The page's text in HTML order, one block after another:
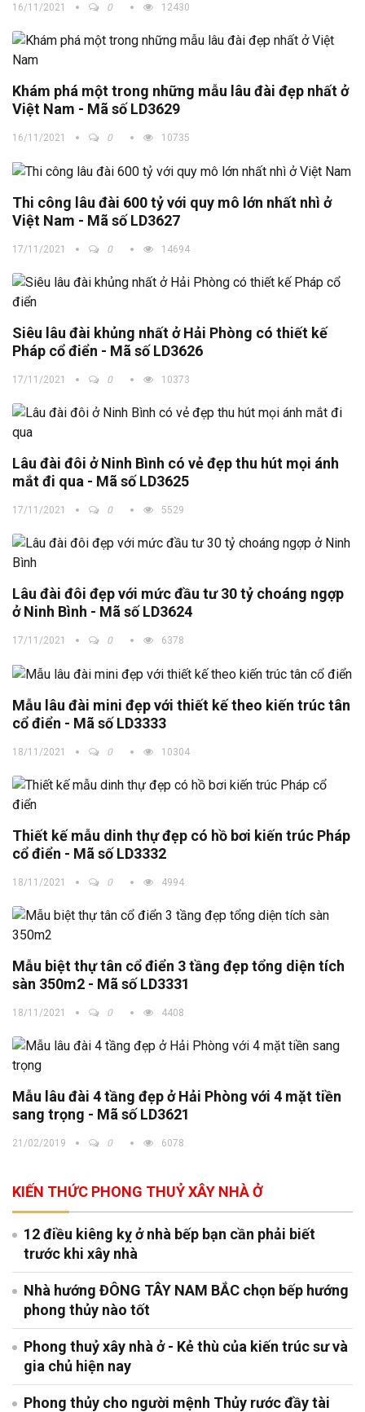
16/11/2021 0 12430
Khám phá một trong những mẫu lâu đài đẹp nhất ở
Việt Nam - Mã số LD3629
16/11/2021 0 10735
Thi công lâu đài 600 tỷ với quy mô lớn nhất nhì ở
Việt Nam - Mã số LD3627
17/11/2021 0 14694
Siêu lâu đài khủng nhất ở Hải Phòng có thiết kế
Pháp cổ điển - Mã số LD3626
17/11/2021 0 10373
Lâu đài đôi ở Ninh Bình có vẻ đẹp thu hút mọi ánh
mắt đi qua - Mã số LD3625
17/11/2021 0 5529
Lâu đài đôi đẹp với mức đầu tư 30 tỷ choáng ngợp
ở Ninh Bình - Mã số LD3624
17/11/2021 0 6378
Mẫu lâu đài mini đẹp với thiết kế theo kiến trúc tân
cổ điển - Mã số LD3333
18/11/2021 0 10304
Thiết kế mẫu dinh thự đẹp có hồ bơi kiến trúc Pháp
cổ điển - Mã số LD3332
18/11/2021 0 4994
Mẫu biệt thự tân cổ điển 3 tầng đẹp tổng diện tích
sàn 350m2 - Mã số LD3331
18/11/2021 0 4408
Mẫu lâu đài 4 tầng đẹp ở Hải Phòng với 4 mặt tiền
sang trọng - Mã số LD3621
21/02/2019 0 6078
KIẾN THỨC PHONG THUỶ XÂY NHÀ Ở
12 điều kiêng kỵ ở nhà bếp bạn cần phải biết
trước khi xây nhà
Nhà hướng ĐÔNG TÂY NAM BẮC chọn bếp hướng
phong thủy nào tốt
Phong thuỷ xây nhà ở - Kẻ thù của kiến trúc sư và
gia chủ hiện nay
Phong thủy cho người mệnh Thủy rước đầy tài